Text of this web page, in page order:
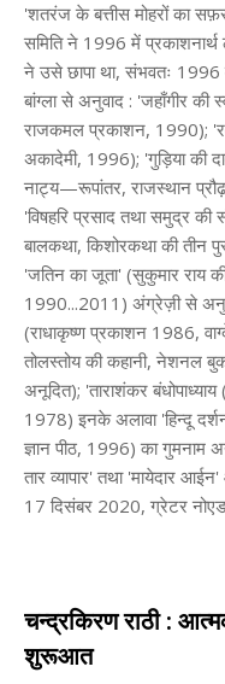
'शतरंज के बत्तीस मोहरों का
समिति ने 1996 में प्रकाशनार्थ
ने उसे छापा था, संभवतः
बांग्ला से अनुवाद : 'जहाँगीर की
राजकमल प्रकाशन, 1990);
अकादेमी, 1996); 'गुड़िया की
नाट्य—रूपांतर, राजस्थान
'विषहरि प्रसाद तथा समुद्र की
बालकथा, किशोरकथा की तीन
'जतिन का जूता' (सुकुमार राय
1990...2011) अंग्रेज़ी से
(राधाकृष्ण प्रकाशन 1986,
तोलस्तोय की कहानी, नेशनल
अनूदित); 'ताराशंकर बंधोपाध्याय
1978) इनके अलावा 'हिन्दू
ज्ञान पीठ, 1996) का
तार व्यापार' तथा 'मायेदार
17 दिसंबर 2020, ग्रेटर
चन्द्रकिरण राठी :
शुरूआत